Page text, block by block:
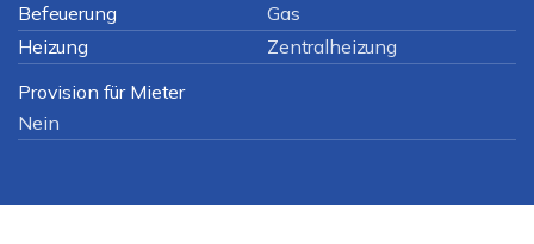
Befeuerung
Gas
Heizung
Zentralheizung
Provision für Mieter
Nein